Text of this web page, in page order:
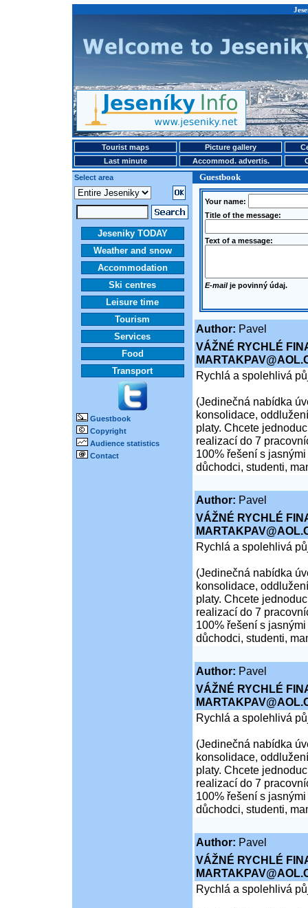
Tourist maps Picture gallery
Last minute
Accommod. advertis.
Select area
Guestbook
Jeseniky TODAY
Weather and snow
Accommodation
Ski centres
Leisure time
Tourism
Services
Food
Transport
Guestbook
Copyright
Audience statistics
Contact
Your name:
Title of the message:
Text of a message:
E-mailje povinný údaj.
Author: Pavel
VÁŽNÉ RYCHLÉ
Rychlá a spolehlivá
(Jedinečná nabídka
konsolidace,
platy. Chcete
realizací do 7
100% řešení s
důchodci, studenti,
Author: Pavel
VÁŽNÉ RYCHLÉ
Rychlá a spolehlivá
(Jedinečná nabídka
konsolidace,
platy. Chcete
realizací do 7
100% řešení s
důchodci, studenti,
Author: Pavel
VÁŽNÉ RYCHLÉ
Rychlá a spolehlivá
(Jedinečná nabídka
konsolidace,
platy. Chcete
realizací do 7
100% řešení s
důchodci, studenti,
Author: Pavel
VÁŽNÉ RYCHLÉ
Rychlá a spolehlivá